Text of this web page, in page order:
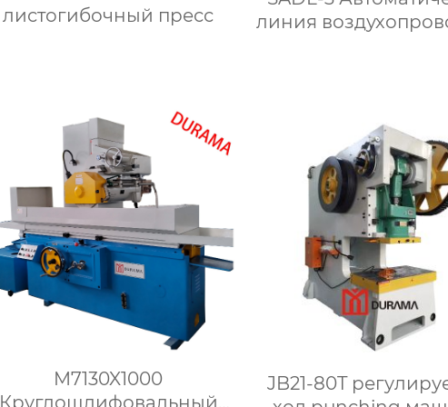
листогибочный пресс
линия
M7130X1000
Круглошлифовальный
JB21-80T регулируемый